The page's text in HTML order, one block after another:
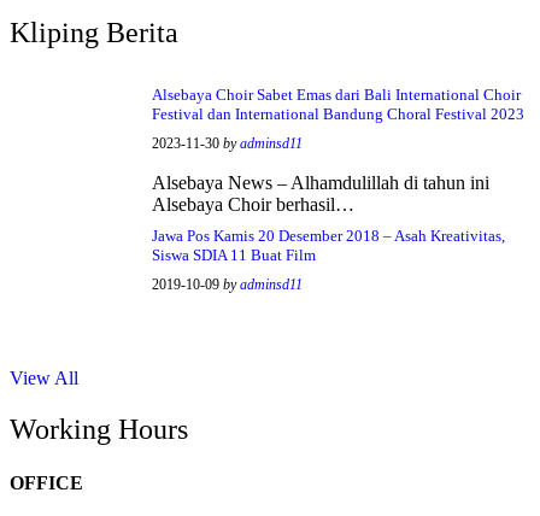
Kliping Berita
Alsebaya Choir Sabet Emas dari Bali International Choir
Festival dan International Bandung Choral Festival 2023
2023-11-30 byadminsd11
Alsebaya News – Alhamdulillah di tahun ini
Alsebaya Choir berhasil…
Jawa Pos Kamis 20 Desember 2018 – Asah Kreativitas,
Siswa SDIA 11 Buat Film
2019-10-09 byadminsd11
View All
Working Hours
OFFICE